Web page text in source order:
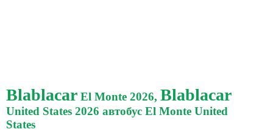
Blablacar El Monte 2026, Blablacar
United States 2026 автобус El Monte United
States